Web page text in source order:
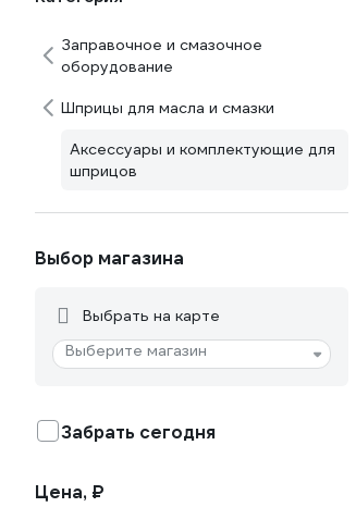
Заправочное и смазочное
оборудование
Шприцы для масла и смазки
Аксессуары и комплектующие для
шприцов
Выбор магазина
Выбрать на карте
Выберите магазин
Забрать сегодня
Цена, ₽